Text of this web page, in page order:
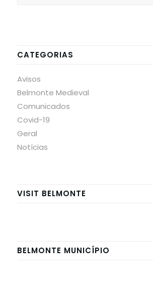
CATEGORIAS
Avisos
Belmonte Medieval
Comunicados
Covid-19
Geral
Notícias
VISIT BELMONTE
BELMONTE MUNICÍPIO